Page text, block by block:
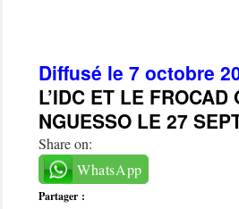
Diffusé le 7 octobre
L’IDC ET LE
NGUESSO LE 27
Share on:
WhatsApp
Partager :